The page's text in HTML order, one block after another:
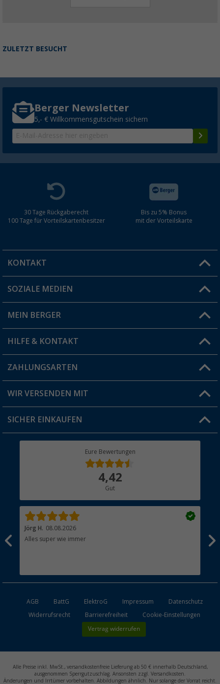
ZULETZT BESUCHT
Berger Newsletter
5,- € Willkommensgutschein sichern
30 Tage Rückgaberecht
100 Tage für Vorteilskartenbesitzer
Bis zu 5% Bonus
mit der Vorteilskarte
KONTAKT
Du hast eine Frage?
Filiale finden
SOZIALE MEDIEN
MEIN BERGER
Vorteilskarte
Blog
Jobs & Karriere
HILFE & KONTAKT
FAQ & Kontakt
Versandinformationen
Rücksendung
ZAHLUNGSARTEN
WIR VERSENDEN MIT
SICHER EINKAUFEN
Eure Bewertungen
4,42
Gut
Jörg H. 08.08.2026
Alles super wie immer
AGB BattG ElektroG Impressum
Datenschutz
Widerrufsrecht
Barrierefreiheit Cookie-Einstellungen
Vertrag widerrufen
Alle Preise inkl. MwSt., versandkostenfreie Lieferung ab 50 € innerhalb Deutschland,
ausgenommen Sperrgutzuschlag. Ansonsten zzgl. Versandkosten.
Änderungen und Irrtümer vorbehalten. Abbildungen ähnlich. Nur solange der Vorrat reicht.